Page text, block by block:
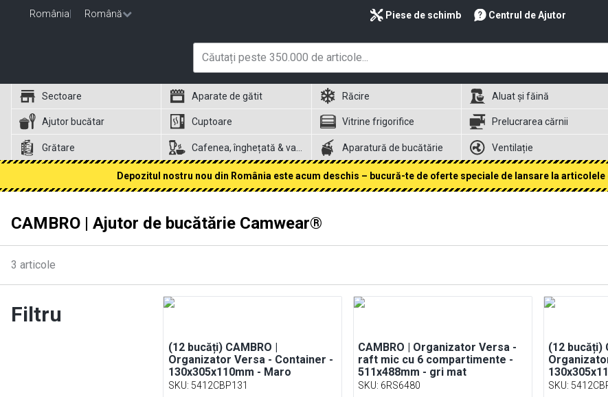
România Română Piese de schimb Centrul de Ajutor
Sectoare Aparate de gătit Răcire Aluat și făină
Ajutor bucătar Cuptoare Vitrine frigorifice Prelucrarea cărnii
Grătare Aparatură de bucătărie Ventilație
Depozitul nostru nou din România este acum deschis – bucură-te de oferte speciale de lansare la
CAMBRO | Ajutor de bucătărie Camwear®
3 articole
Filtru
(12 bucăți) CAMBRO |
Organizator Versa - Container -
130x305x110mm - Maro
SKU: 5412CBP131
CAMBRO | Organizator Versa -
raft mic cu 6 compartimente -
511x488mm - gri mat
SKU: 6RS6480
(12 bucăți)
SKU: